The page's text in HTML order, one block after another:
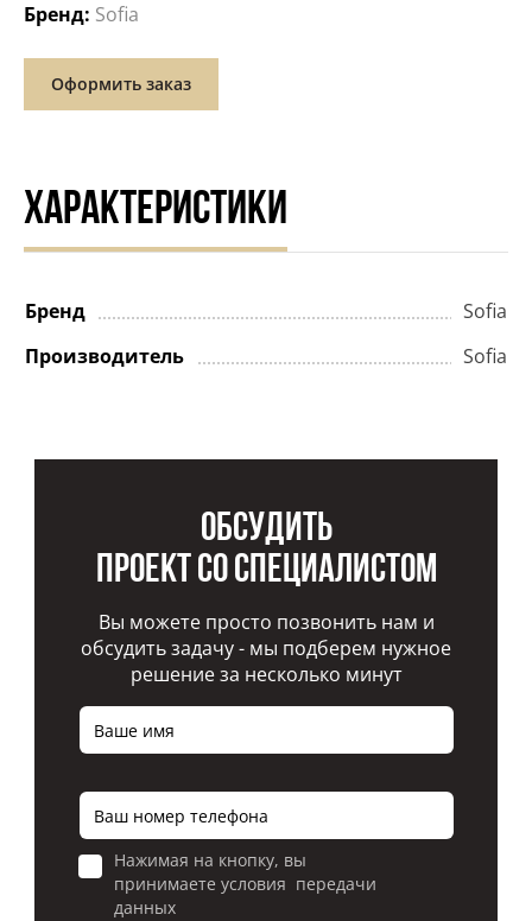
Бренд: Sofia
Оформить заказ
ХАРАКТЕРИСТИКИ
Бренд
Sofia
Производитель
Sofia
Обсудить
проект со специалистом
Вы можете просто позвонить нам и
обсудить задачу - мы подберем нужное
решение за несколько минут
Нажимая на кнопку, вы
принимаете условия передачи
данных